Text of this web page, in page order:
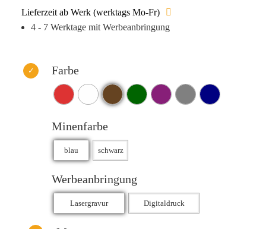
Lieferzeit ab Werk (werktags Mo-Fr)
4 - 7 Werktage mit Werbeanbringung
Farbe
Minenfarbe
Werbeanbringung